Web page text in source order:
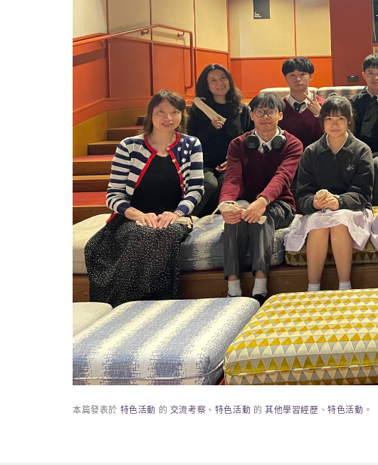
本篇發表於 特色活動 的 交流考察 、 特色活動 的其他學習經歷 、特色活動 。